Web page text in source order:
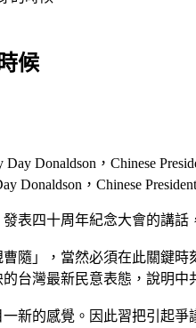
候
Donaldson，Chinese
發表四十周年紀念大會的講話
隨」，當然必須在此關鍵
的台灣最新民意表態，說明
新的感覺。因此習把引起爭